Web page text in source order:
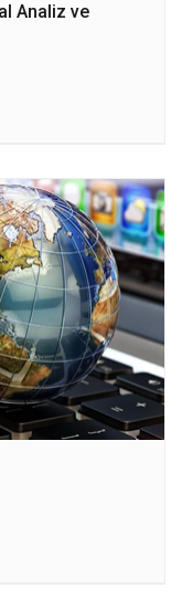
Analiz ve